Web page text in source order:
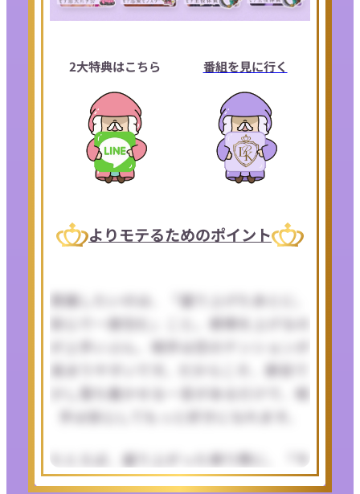
2大特典はこちら 番組を見に行く
よりモテるためのポイント
意識したいのは、「盛り上げたあとに、
安心で一度包む」こと。感情を上げるの
が上手いぶん、相手は恋のテンションが
高まりやすいです。だからこそ、節目で
少し落ち着かせる一言があるだけで、相
手は安心してもっと好きになれます。
たとえば、盛り上がった帰り際に、「今
日めっちゃ楽しかった」だけで終わらせ